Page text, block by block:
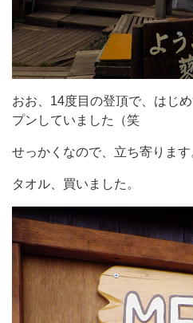
おお、14度目の登頂で、はじ
プンしていました（笑
せっかくなので、立ち寄ります
タオル、買いました。